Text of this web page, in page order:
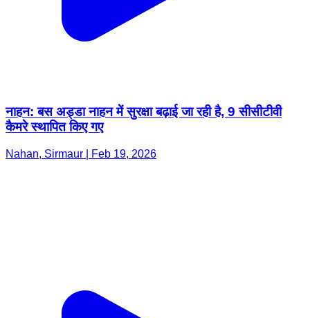
नाहन: बस अड्डा नाहन में सुरक्षा बढ़ाई जा रही है, 9 सीसीटीवी
कैमरे स्थापित किए गए
Nahan, Sirmaur | Feb 19, 2026